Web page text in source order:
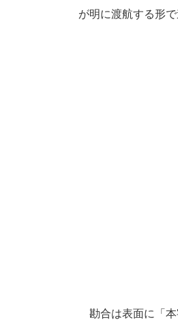
が明に渡航する形
勘合は表面に「本